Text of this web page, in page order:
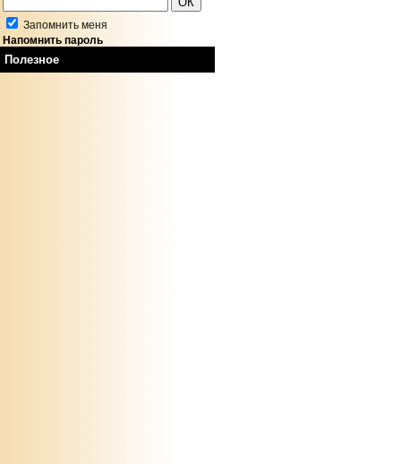
Запомнить меня
Напомнить пароль
Полезное